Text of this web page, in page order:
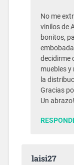
No me
vinilos de
bonitos,
decidirme
muebles
la
Gracias
Un abrazo!
laisi27